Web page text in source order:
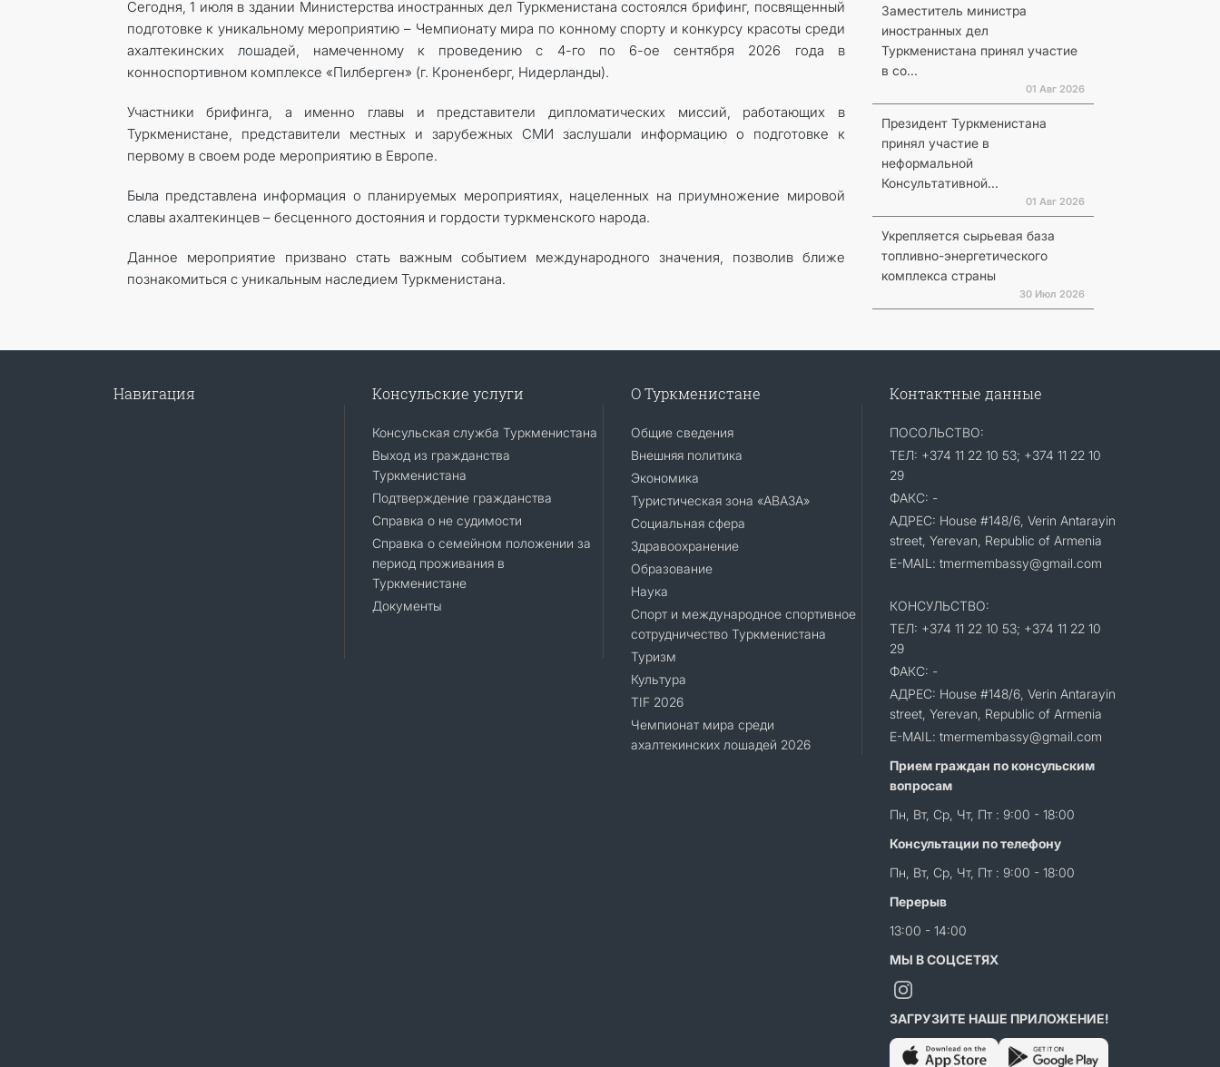
Сегодня, 1 июля в здании Министерства иностранных дел Туркменистана состоялся брифинг, посвященный
подготовке к уникальному мероприятию – Чемпионату мира по конному спорту и конкурсу красоты среди
ахалтекинских лошадей, намеченному к проведению с 4-го по 6-ое сентября 2026 года в
конноспортивном комплексе «Пилберген» (г. Кроненберг, Нидерланды).
Участники брифинга, а именно главы и представители дипломатических миссий, работающих в
Туркменистане, представители местных и зарубежных СМИ заслушали информацию о подготовке к
первому в своем роде мероприятию в Европе.
Была представлена информация о планируемых мероприятиях, нацеленных на приумножение мировой
славы ахалтекинцев – бесценного достояния и гордости туркменского народа.
Данное мероприятие призвано стать важным событием международного значения, позволив ближе
познакомиться с уникальным наследием Туркменистана.
Заместитель министра
иностранных дел
Туркменистана принял участие
в со...
01 Авг 2026
Президент Туркменистана
принял участие в
неформальной
Консультативной...
01 Авг 2026
Укрепляется сырьевая база
топливно-энергетического
комплекса страны
30 Июл 2026
Навигация Консульские услуги
Консульская служба Туркменистана
Выход из гражданства
Туркменистана
Подтверждение гражданства
Справка о не судимости
Справка о семейном положении за
период проживания в
Туркменистане
Документы
О Туркменистане
Общие сведения
Внешняя политика
Экономика
Туристическая зона «АВАЗА»
Социальная сфера
Здравоохранение
Образование
Наука
Спорт и международное спортивное
сотрудничество Туркменистана
Туризм
Культура
TIF 2026
Чемпионат мира среди
ахалтекинских лошадей 2026
Контактные данные
ПОСОЛЬСТВО:
ТЕЛ: +374 11 22 10 53; +374 11 22 10
29
ФАКС: -
АДРЕС: House #148/6, Verin Antarayin
street, Yerevan, Republic of Armenia
E-MAIL: tmermembassy@gmail.com
КОНСУЛЬСТВО:
ТЕЛ: +374 11 22 10 53; +374 11 22 10
29
ФАКС: -
АДРЕС: House #148/6, Verin Antarayin
street, Yerevan, Republic of Armenia
E-MAIL: tmermembassy@gmail.com
Прием граждан по консульским
вопросам
Пн, Вт, Ср, Чт, Пт : 9:00 - 18:00
Консультации по телефону
Пн, Вт, Ср, Чт, Пт : 9:00 - 18:00
Перерыв
13:00 - 14:00
МЫ В СОЦСЕТЯХ
ЗАГРУЗИТЕ НАШЕ ПРИЛОЖЕНИЕ!